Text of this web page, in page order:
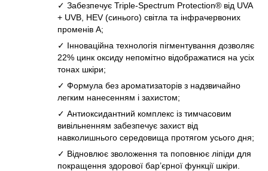
✓ Забезпечує Triple-Spectrum Protection® від UVA
+ UVB, HEV (синього) світла та інфрачервоних
променів A;
✓ Інноваційна технологія пігментування дозволяє
22% цинк оксиду непомітно відображатися на усіх
тонах шкіри;
✓ Формула без ароматизаторів з надзвичайно
легким нанесенням і захистом;
✓ Антиоксидантний комплекс із тимчасовим
вивільненням забезпечує захист від
навколишнього середовища протягом усього дня;
✓ Відновлює зволоження та поповнює ліпіди для
покращення здорової бар’єрної функції шкіри.